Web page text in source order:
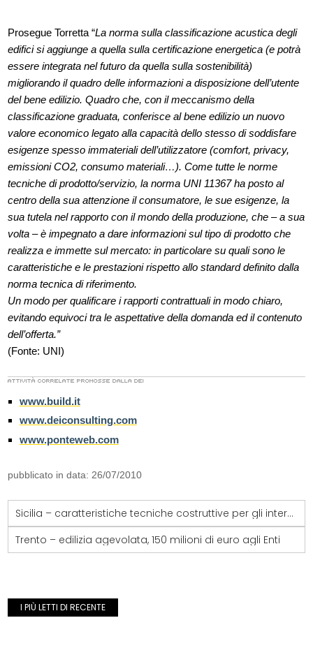
Prosegue Torretta “La norma sulla classificazione acustica degli
edifici si aggiunge a quella sulla certificazione energetica (e potrà
essere integrata nel futuro da quella sulla sostenibilità)
migliorando il quadro delle informazioni a disposizione dell’utente
del bene edilizio. Quadro che, con il meccanismo della
classificazione graduata, conferisce al bene edilizio un nuovo
valore economico legato alla capacità dello stesso di soddisfare
esigenze spesso immateriali dell’utilizzatore (comfort, privacy,
emissioni CO2, consumo materiali…). Come tutte le norme
tecniche di prodotto/servizio, la norma UNI 11367 ha posto al
centro della sua attenzione il consumatore, le sue esigenze, la
sua tutela nel rapporto con il mondo della produzione, che – a sua
volta – è impegnato a dare informazioni sul tipo di prodotto che
realizza e immette sul mercato: in particolare su quali sono le
caratteristiche e le prestazioni rispetto allo standard definito dalla
norma tecnica di riferimento.
Un modo per qualificare i rapporti contrattuali in modo chiaro,
evitando equivoci tra le aspettative della domanda ed il contenuto
dell’offerta.”
(Fonte: UNI)
www.build.it
www.deiconsulting.com
www.ponteweb.com
pubblicato in data: 26/07/2010
Sicilia – caratteristiche tecniche costruttive per gli interventi di bioedilizia
Trento – edilizia agevolata, 150 milioni di euro agli Enti
I PIÙ LETTI DI RECENTE